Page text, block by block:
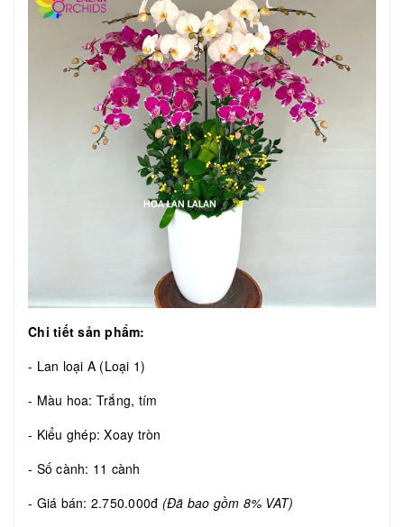
Chi tiết sản phẩm:
- Lan loại A (Loại 1)
- Màu hoa: Trắng, tím
- Kiểu ghép: Xoay tròn
- Số cành: 11 cành
- Giá bán: 2.750.000đ (Đã bao gồm 8% VAT)